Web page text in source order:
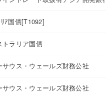
ｱ国債[T1092]
トラリア国債
サウス・ウェールズ財務公社
サウス・ウェールズ財務公社